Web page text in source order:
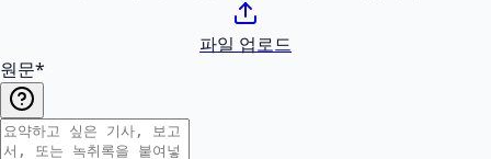
파일 업로드
원문*